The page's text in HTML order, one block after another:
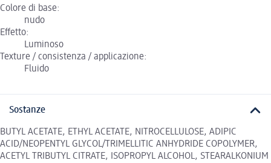
Colore di base:
nudo
Effetto:
Luminoso
Texture / consistenza / applicazione:
Fluido
Sostanze
BUTYL ACETATE, ETHYL ACETATE, NITROCELLULOSE, ADIPIC
ACID/NEOPENTYL GLYCOL/TRIMELLITIC ANHYDRIDE COPOLYMER,
ACETYL TRIBUTYL CITRATE, ISOPROPYL ALCOHOL, STEARALKONIUM